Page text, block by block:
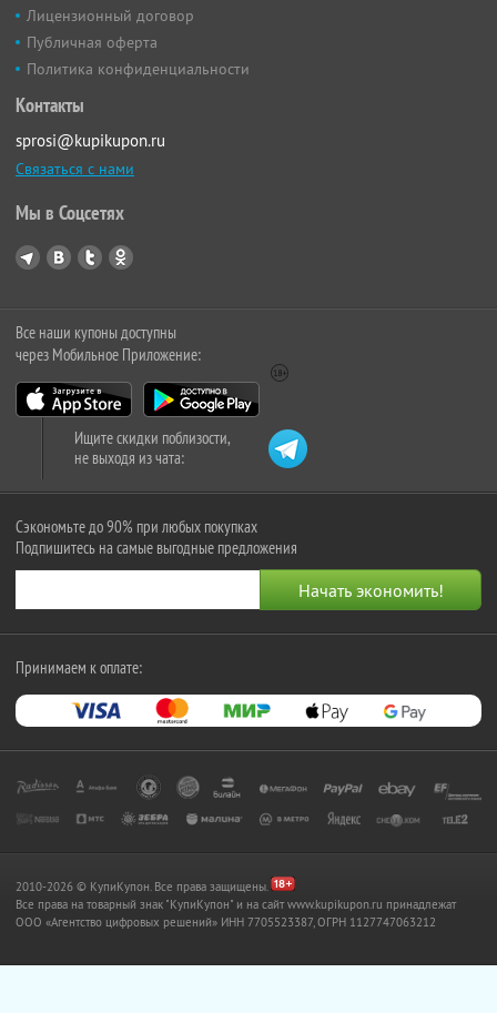
Лицензионный договор
Публичная оферта
Политика конфиденциальности
Контакты
sprosi@kupikupon.ru
Связаться с нами
Мы в Соцсетях
Все наши купоны доступны
через Мобильное Приложение:
Ищите скидки поблизости,
не выходя из чата:
Сэкономьте до 90% при любых покупках
Подпишитесь на самые выгодные предложения
Принимаем к оплате:
2010-2026 © КупиКупон. Все права защищены.
Все права на товарный знак "КупиКупон" и на сайт www.kupikupon.ru принадлежат
OOO «Агентство цифровых решений» ИНН 7705523387, ОГРН 1127747063212